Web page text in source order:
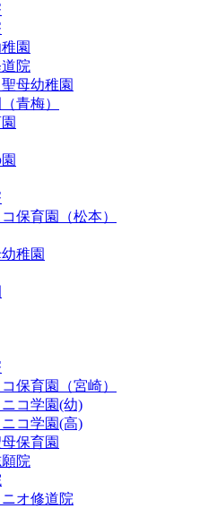
園
院
母幼稚園
青梅）
保育園（松本）
稚園
保育園（宮崎）
コ学園(幼)
コ学園(高)
保育園
院
オ修道院